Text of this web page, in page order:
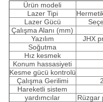
Ürün modeli
Lazer Tipi
Lazer Gücü
Çalışma Alanı (mm)
Yazılım
JHX
Soğutma
Hız kesmek
Konum hassasiyeti
Kesme gücü kontrolü
Çalışma Gerilimi
Hareketli sistem
yardımcılar
Rüzgar